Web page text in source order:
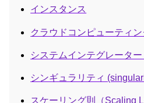
インスタンス
クラウドコンピューティン
システムインテグレータ
シンギュラリティ
スケーリング則（Scaling